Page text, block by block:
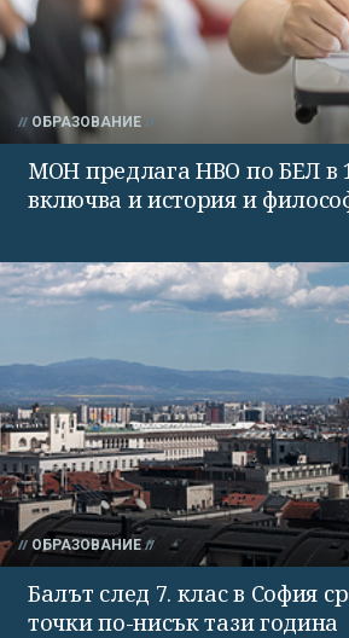
ОБРАЗОВАНИЕ
МОН предлага НВО по БЕЛ в
включва и история и
ОБРАЗОВАНИЕ
Балът след 7. клас в София
точки по-нисък тази година